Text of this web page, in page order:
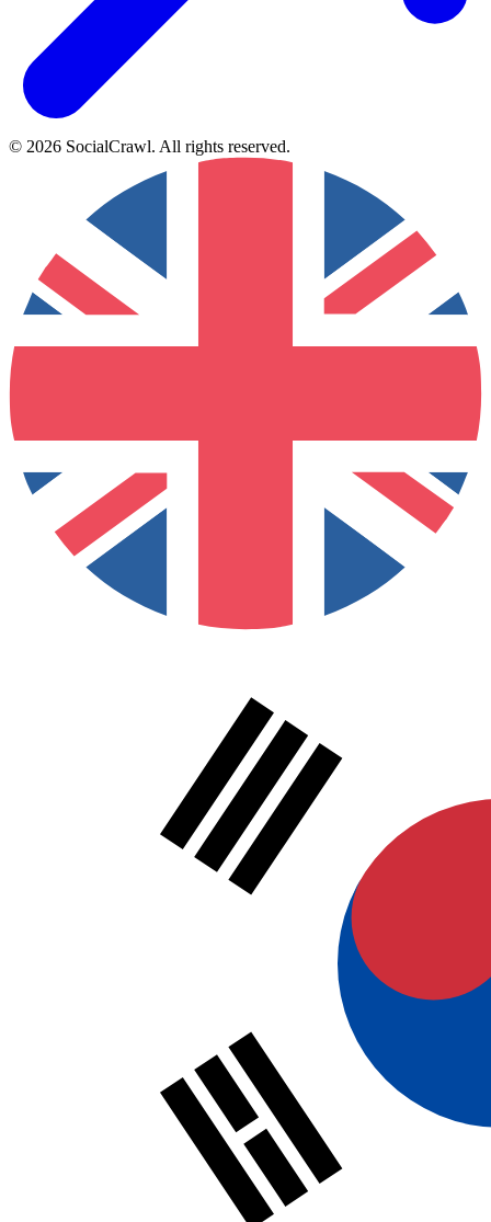
© 2026 SocialCrawl. All rights reserved.